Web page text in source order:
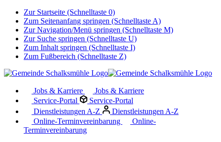
Zur Startseite (Schnelltaste 0)
Zum Seitenanfang springen (Schnelltaste A)
Zur Navigation/Menü springen (Schnelltaste M)
Zur Suche springen (Schnelltaste U)
Zum Inhalt springen (Schnelltaste I)
Zum Fußbereich (Schnelltaste Z)
Jobs & Karriere
Jobs & Karriere
Service-Portal
Service-Portal
Dienstleistungen A-Z
Dienstleistungen A-Z
Online-Terminvereinbarung
Online-
Terminvereinbarung